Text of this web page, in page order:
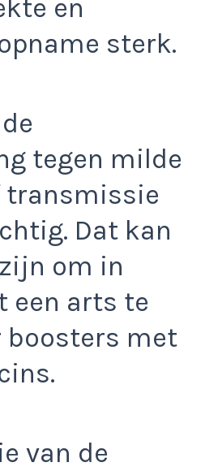
en
sterk.
tegen milde
transmissie
Dat kan
om in
een arts te
boosters met
van de